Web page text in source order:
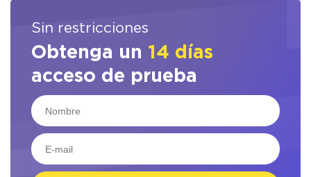
Sin restricciones
Obtenga un 14 días
acceso de prueba